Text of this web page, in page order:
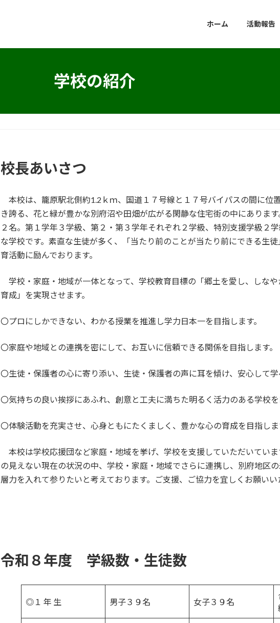
ホーム 活動報告
学校の紹介
校長あいさつ
本校は、籠原駅北側約1.2ｋｍ、国道１７号線と１７号バイパスの間に位
き誇る、花と緑が豊かな別府沼や田畑が広がる閑静な住宅街の中にあります
２名。第１学年３学級、第２・第３学年それぞれ２学級、特別支援学級２
な学校です。素直な生徒が多く、「当たり前のことが当たり前にできる生
育活動に励んでおります。
学校・家庭・地域が一体となって、学校教育目標の「郷土を愛し、しな
育成」を実現させます。
〇プロにしかできない、わかる授業を推進し学力日本一を目指します。
〇家庭や地域との連携を密にして、お互いに信頼できる関係を目指します。
〇生徒・保護者の心に寄り添い、生徒・保護者の声に耳を傾け、安心して学
〇気持ちの良い挨拶にあふれ、創意と工夫に満ちた明るく活力のある学校を
〇体験活動を充実させ、心身ともにたくましく、豊かな心の育成を目指しま
本校は学校応援団など家庭・地域を挙げ、学校を支援していただいてい
の見えない現在の状況の中、学校・家庭・地域でさらに連携し、別府地区
層力を入れて参りたいと考えております。ご支援、ご協力を宜しくお願いい
令和８年度 学級数・生徒数
◎１ 年 生 男子３９名 女子３９名